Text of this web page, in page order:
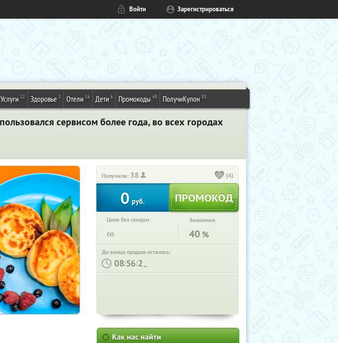
Войти Зарегистрироваться
Услуги 12 Здоровье 1 Отели 16 Дети 6 Промокоды 48 ПолучиКупон 83
сервисом более года, во всех городах
Получили: 38 (4)
0 руб.
Цена без скидки:
∞
Экономия:
40 %
До конца продаж осталось:
: :
Как нас найти